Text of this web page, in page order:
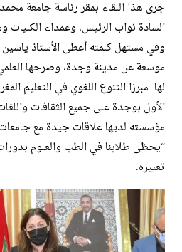
جرى هذا اللقاء بمقر رئاسة جامعة
السادة نواب الرئيس، وعمداء الكليات
وفي مستهل كلمته أعطى الأستاذ ياسين
موسعة عن مدينة وجدة، وصرحها العلمي
لها. مبرزا التنوع اللغوي في التعليم
الأول بوجدة على جميع الثقافات
مؤسسته لديها علاقات جيدة مع
“يحظى طلابنا في الطب والعلوم
تعبيره.